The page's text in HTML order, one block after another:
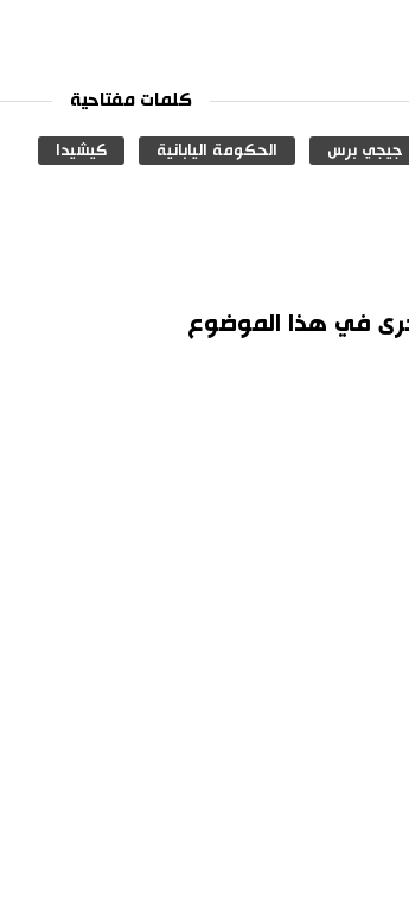
كلمات مفتاحية
جيجي برس الحكومة اليابانية كيشيدا
في هذا الموضوع